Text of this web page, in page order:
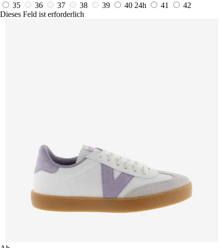
35
36 37 38 39 40 24h 41
42
Dieses Feld ist erforderlich